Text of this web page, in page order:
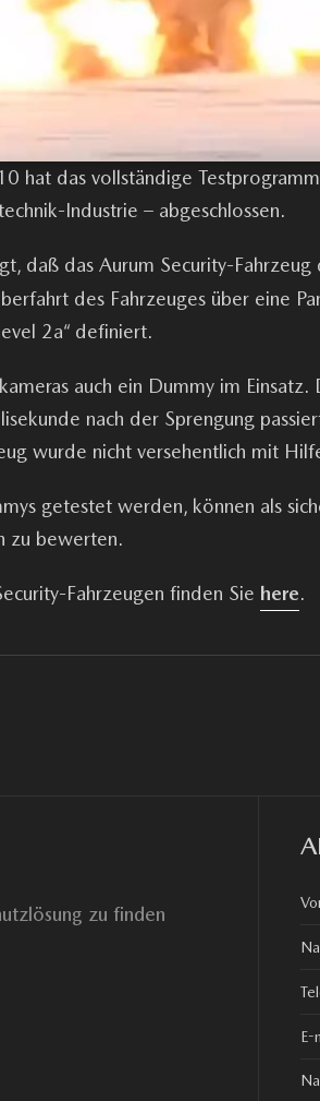
hat das vollständige
Industrie – abgeschlossen.
daß das Aurum Security-
des Fahrzeuges über eine
2a“ definiert.
auch ein Dummy im
nach der Sprengung
wurde nicht versehentlich mit
getestet werden, können als
zu bewerten.
Fahrzeugen finden Sie here.
zu finden